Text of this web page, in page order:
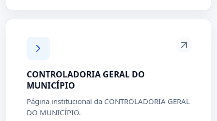
CONTROLADORIA GERAL DO
MUNICÍPIO
Página institucional da CONTROLADORIA GERAL
DO MUNICÍPIO.